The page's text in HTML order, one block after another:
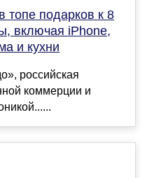
подарков к 8
включая iPhone,
и кухни
российская
коммерции и